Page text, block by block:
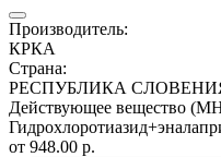
Производитель:
КРКА
Страна:
РЕСПУБЛИКА
Действующее вещество
от 948.00 р.